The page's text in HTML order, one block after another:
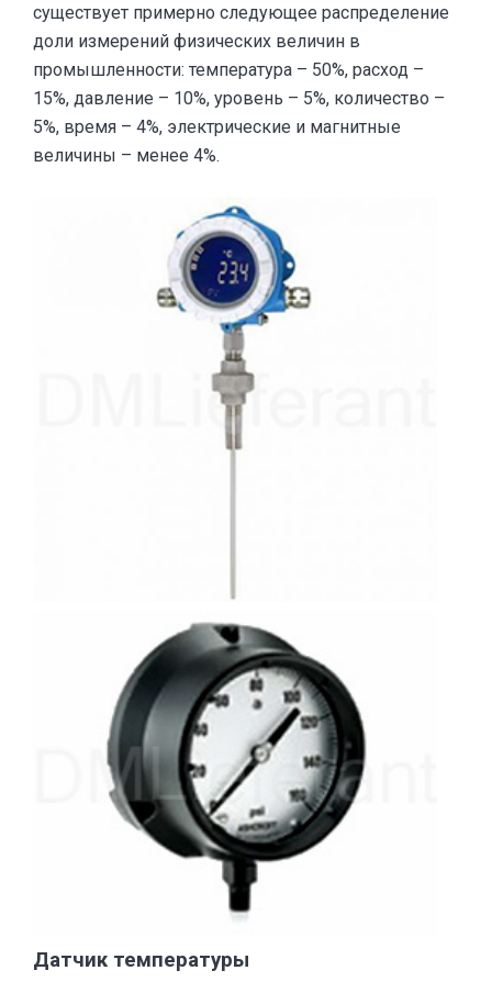
существует примерно следующее распределение
доли измерений физических величин в
промышленности: температура – 50%, расход –
15%, давление – 10%, уровень – 5%, количество –
5%, время – 4%, электрические и магнитные
величины – менее 4%.
Датчик температуры